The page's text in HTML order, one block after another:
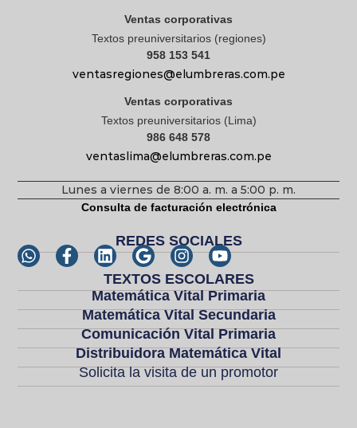
Ventas corporativas
Textos preuniversitarios (regiones)
958 153 541
ventasregiones@elumbreras.com.pe
Ventas corporativas
Textos preuniversitarios (Lima)
986 648 578
ventaslima@elumbreras.com.pe
Lunes a viernes de 8:00 a. m. a 5:00 p. m.
Consulta de facturación electrónica
REDES SOCIALES
TEXTOS ESCOLARES
Matemática Vital Primaria
Matemática Vital Secundaria
Comunicación Vital Primaria
Distribuidora Matemática Vital
Solicita la visita de un promotor